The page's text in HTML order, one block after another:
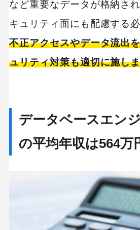
など重要なデータが格納さ
キュリティ面にも配慮する
不正アクセスやデータ流出
ュリティ対策も適切に施し
データベースエン
の平均年収は564万